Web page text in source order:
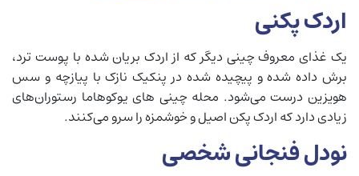
اردک پکنی
یک غذای معروف چینی دیگر که از اردک بریان شده با پوست ترد،
برش داده شده و پیچیده شده در پنکیک نازک با پیازچه و سس
هویزین درست می‌شود. محله چینی های یوکوهاما رستوران‌های
زیادی دارد که اردک پکن اصیل و خوشمزه را سرو می‌کنند.
نودل فنجانی شخصی